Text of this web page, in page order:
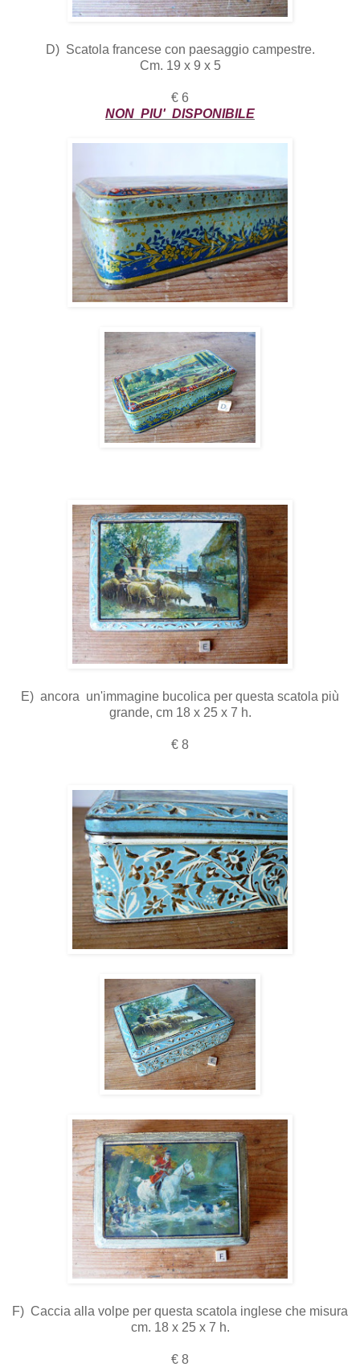
D) Scatola francese con paesaggio campestre.
Cm. 19 x 9 x 5
€ 6
NON PIU' DISPONIBILE
E) ancora un'immagine bucolica per questa scatola più
grande, cm 18 x 25 x 7 h.
€ 8
F) Caccia alla volpe per questa scatola inglese che misura
cm. 18 x 25 x 7 h.
€ 8